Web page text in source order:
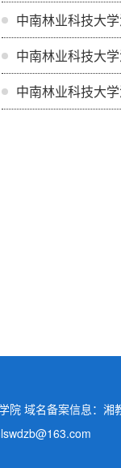
中南林业科技大
中南林业科技大
中南林业科技大
院 域名备案信息：